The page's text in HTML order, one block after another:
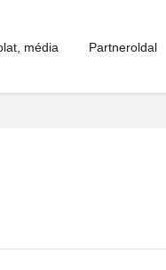
média Partneroldal